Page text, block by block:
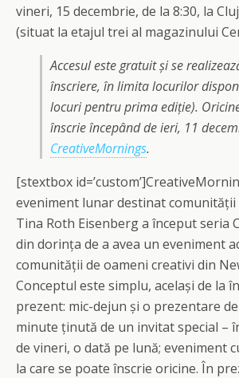
vineri, 15 decembrie, de la 8:30, la
(situat la etajul trei al magazinului
Accesul este gratuit și se
înscriere, în limita locurilor
locuri pentru prima ediție).
înscrie începând de ieri, 11
CreativeMornings.
[stextbox
eveniment lunar destinat comunității
Tina Roth Eisenberg a început seria
din dorința de a avea un eveniment
comunității de oameni creativi din
Conceptul este simplu, același de la
prezent: mic-dejun și o prezentare
minute ținută de un invitat special –
de vineri, o dată pe lună; eveniment
la care se poate înscrie oricine. În